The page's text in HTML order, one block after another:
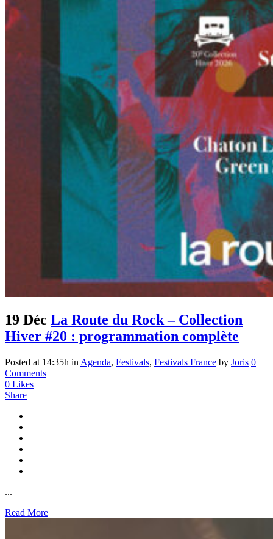
19 Déc La Route du Rock – Collection
Hiver #20 : programmation complète
Posted at 14:35h in Agenda, Festivals, Festivals France by Joris 0
Comments
0 Likes
Share
...
Read More